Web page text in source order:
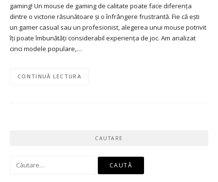
gaming! Un mouse de gaming de calitate poate face diferența
dintre o victorie răsunătoare și o înfrângere frustrantă. Fie că ești
un gamer casual sau un profesionist, alegerea unui mouse potrivit
îți poate îmbunătăți considerabil experiența de joc. Am analizat
cinci modele populare,…
CONTINUĂ LECTURA
CAUTARE
Caută